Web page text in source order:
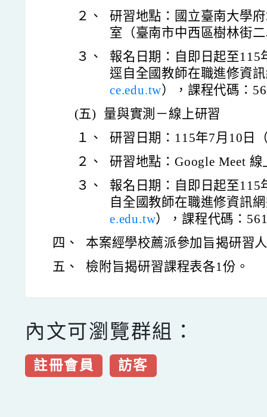
２、
研習地點：國立臺南大學
室（臺南市中西區樹林街
３、
報名日期：自即日起至
逕自全國教師在職進修資
ce.edu.tw），課程代碼：
(五)
量與實測－線上研習
１、
研習日期：115年7月10日
２、
研習地點：Google Meet 線
３、
報名日期：自即日起至
自全國教師在職進修資訊
e.edu.tw），課程代碼：
四、
本案經學校薦派參加旨揭研習
五、
檢附旨揭研習課程表各1份。
內文可瀏覽群組：
註冊會員 訪客